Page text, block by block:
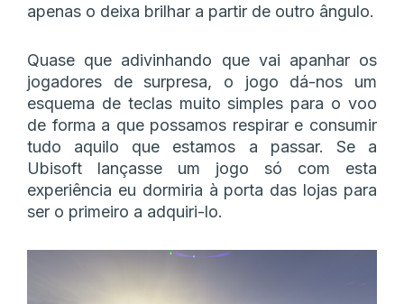
apenas o deixa brilhar a partir de outro ângulo.
Quase que adivinhando que vai apanhar os
jogadores de surpresa, o jogo dá-nos um
esquema de teclas muito simples para o voo
de forma a que possamos respirar e consumir
tudo aquilo que estamos a passar. Se a
Ubisoft lançasse um jogo só com esta
experiência eu dormiria à porta das lojas para
ser o primeiro a adquiri-lo.